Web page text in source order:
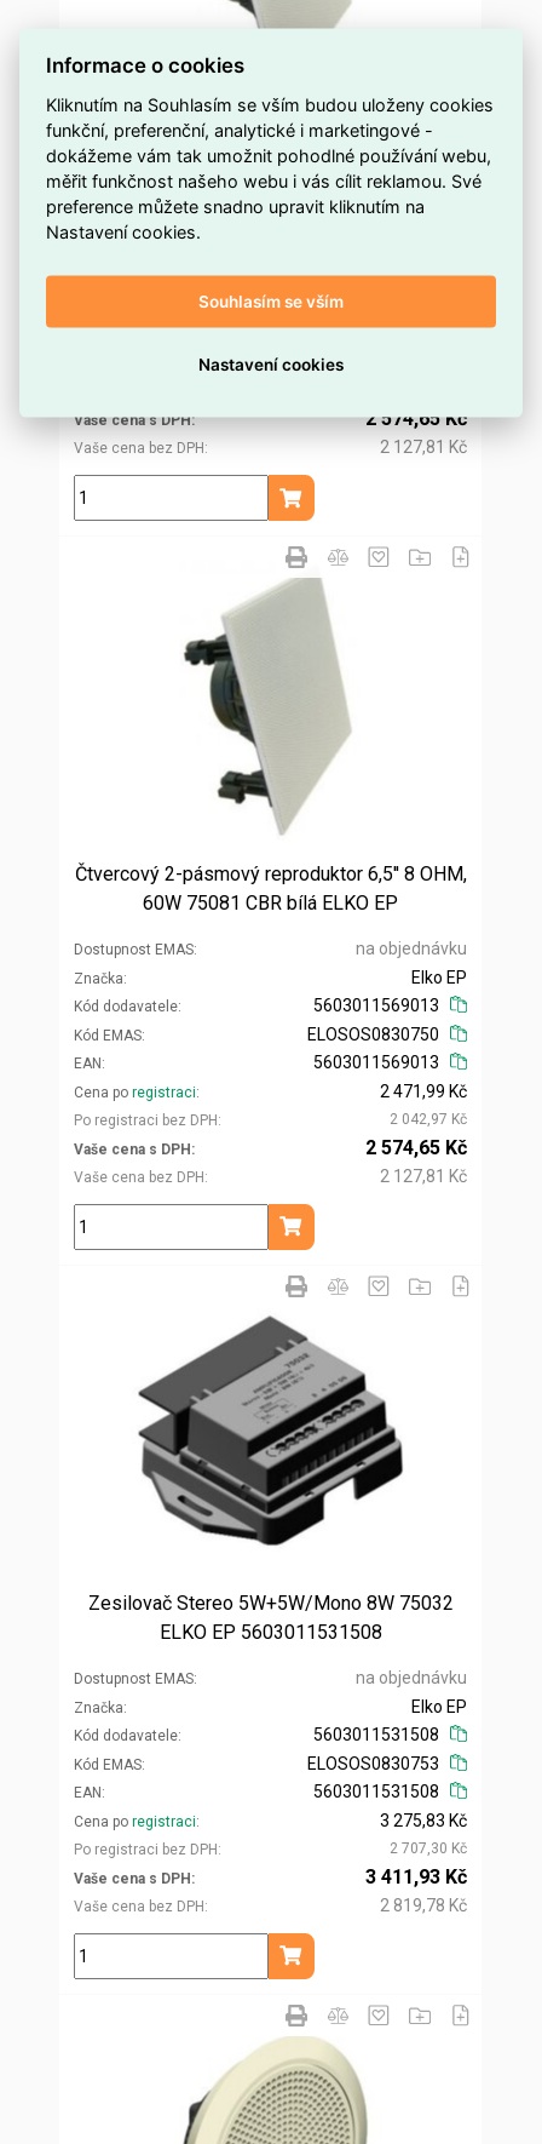
Čtvercový 2-pásmový reproduktor 6,5'' 32
OHM, 60W 75083 CBR bílá ELKO EP
Dostupnost EMAS na objednávku
Kód dodavatele
5603011568979
ELOSOS0830746
5603011568979
Vaše cena s DPH
Vaše cena bez DPH
2 574,65 Kč
2 127,81 Kč
ks
Přidat do košíku
Čtvercový 2-pásmový reproduktor 6,5'' 8 OHM,
60W 75081 CBR bílá ELKO EP
Dostupnost EMAS na objednávku
Značka
Kód dodavatele
Elko EP
5603011569013
Kód EMAS
EAN
ELOSOS0830750
5603011569013
Cena po registraci
Po registraci bez DPH
2 471,99 Kč
2 042,97 Kč
Vaše cena s DPH
Vaše cena bez DPH
2 574,65 Kč
2 127,81 Kč
ks
Přidat do košíku
Zesilovač Stereo 5W+5W/Mono 8W 75032
ELKO EP 5603011531508
Dostupnost EMAS na objednávku
Značka
Kód dodavatele
Elko EP
5603011531508
Kód EMAS
EAN
ELOSOS0830753
5603011531508
Cena po registraci
Po registraci bez DPH
3 275,83 Kč
2 707,30 Kč
Vaše cena s DPH
Vaše cena bez DPH
3 411,93 Kč
2 819,78 Kč
ks
Přidat do košíku
Informace o cookies
Kliknutím na Souhlasím se vším budou uloženy cookies
funkční, preferenční, analytické i marketingové -
dokážeme vám tak umožnit pohodlné používání webu,
měřit funkčnost našeho webu i vás cílit reklamou. Své
preference můžete snadno upravit kliknutím na
Nastavení cookies.
Souhlasím se vším
Nastavení cookies